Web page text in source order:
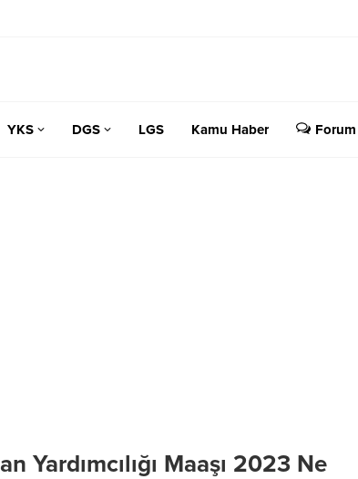
YKS DGS LGS Kamu Haber Forum
Yardımcılığı Maaşı 2023 Ne